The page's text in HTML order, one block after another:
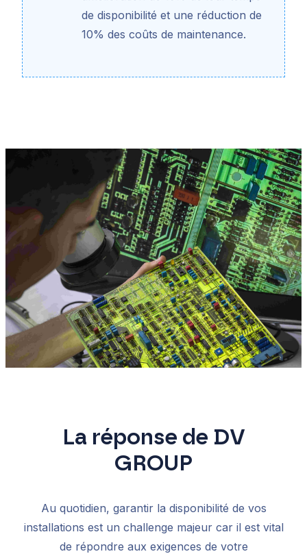
de disponibilité et une réduction de
10% des coûts de maintenance.
La réponse de DV
GROUP
Au quotidien, garantir la disponibilité de vos
installations est un challenge majeur car il est vital
de répondre aux exigences de votre